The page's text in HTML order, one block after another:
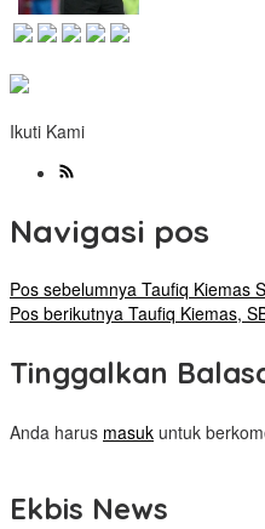
Ikuti Kami
Navigasi pos
Pos sebelumnya Taufiq Kiemas
Pos berikutnya Taufiq Kiemas,
Tinggalkan
Anda harus masuk untuk
Ekbis News